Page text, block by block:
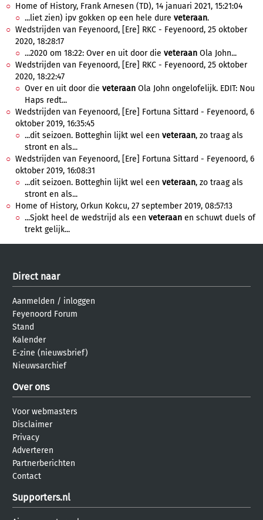
Home of History, Frank Arnesen (TD), 14 januari 2021, 15:21:04
...liet zien) ipv gokken op een hele dure veteraan.
Wedstrijden van Feyenoord, [Ere] RKC - Feyenoord, 25 oktober
2020, 18:28:17
...2020 om 18:22: Over en uit door die veteraan Ola John...
Wedstrijden van Feyenoord, [Ere] RKC - Feyenoord, 25 oktober
2020, 18:22:47
Over en uit door die veteraan Ola John ongelofelijk. EDIT: Nou
Haps redt...
Wedstrijden van Feyenoord, [Ere] Fortuna Sittard - Feyenoord, 6
oktober 2019, 16:35:45
...dit seizoen. Botteghin lijkt wel een veteraan, zo traag als
stront en als...
Wedstrijden van Feyenoord, [Ere] Fortuna Sittard - Feyenoord, 6
oktober 2019, 16:08:31
...dit seizoen. Botteghin lijkt wel een veteraan, zo traag als
stront en als...
Home of History, Orkun Kokcu, 27 september 2019, 08:57:13
...Sjokt heel de wedstrijd als een veteraan en schuwt duels of
trekt gelijk...
Direct naar
Aanmelden / inloggen
Feyenoord Forum
Stand
Kalender
E-zine (nieuwsbrief)
Nieuwsarchief
Over ons
Voor webmasters
Disclaimer
Privacy
Adverteren
Partnerberichten
Contact
Supporters.nl